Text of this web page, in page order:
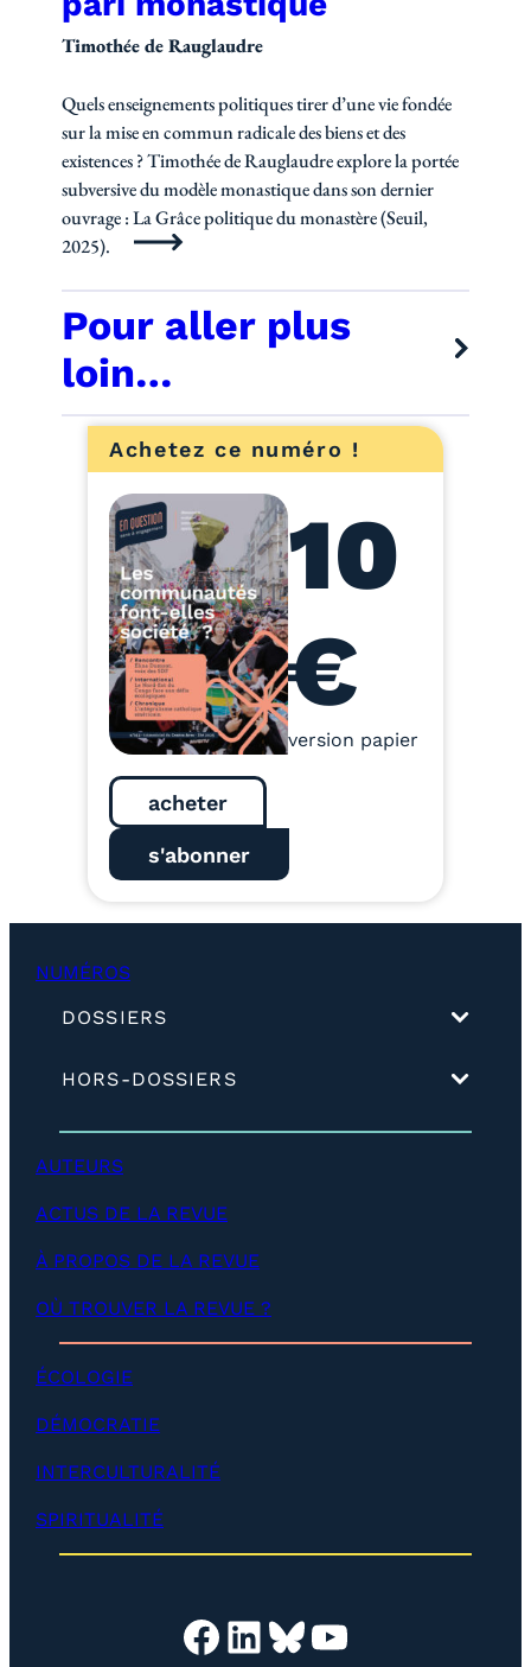
Timothée de Rauglaudre
Quels enseignements politiques tirer d’une vie fondée
sur la mise en commun radicale des biens et des
existences ? Timothée de Rauglaudre explore la portée
subversive du modèle monastique dans son dernier
ouvrage : La Grâce politique du monastère (Seuil,
2025).
Pour aller plus
loin…
Achetez ce numéro !
10
€
version papier
acheter
s'abonner
NUMÉROS
DOSSIERS
v
l
e
)
HORS-DOSSIERS(
p
r
AUTEURS
ACTUS DE LA REVUE
À PROPOS DE LA REVUE
OÙ TROUVER LA REVUE ?
ÉCOLOGIE
DÉMOCRATIE
INTERCULTURALITÉ
SPIRITUALITÉ
Facebook LinkedIn Bluesky YouTube